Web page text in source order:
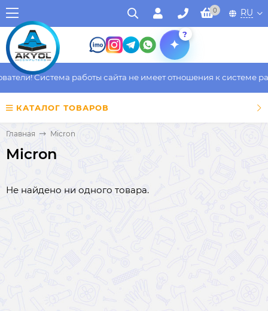
0 RU
?
Система работы сайта не имеет отношения к системе
КАТАЛОГ ТОВАРОВ
Главная Micron
Micron
Не найдено ни одного товара.